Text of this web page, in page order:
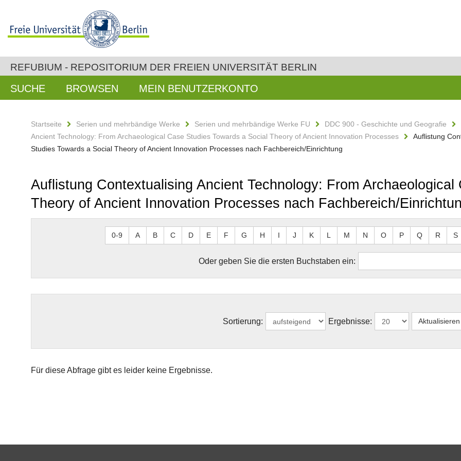
REFUBIUM - REPOSITORIUM DER FREIEN UNIVERSITÄT BERLIN
SUCHE BROWSEN MEIN BENUTZERKONTO
Startseite Serien und mehrbändige Werke Serien und mehrbändige Werke FU DDC 900 - Geschichte und Geografie
Ancient Technology: From Archaeological Case Studies Towards a Social Theory of Ancient Innovation Processes
Auflistung
Studies Towards a Social Theory of Ancient Innovation Processes nach Fachbereich/Einrichtung
Auflistung Contextualising Ancient Technology: From Archaeological
Theory of Ancient Innovation Processes nach Fachbereich/
0-9 A B C D E F G H I J K L M N O P Q R S
Oder geben Sie die ersten Buchstaben ein:
Sortierung: Ergebnisse:
Für diese Abfrage gibt es leider keine Ergebnisse.